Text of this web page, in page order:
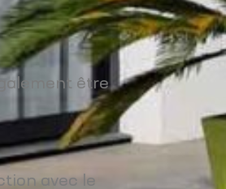
être
avec le